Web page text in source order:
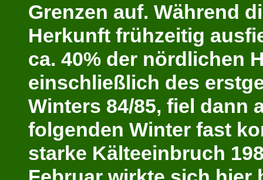
Grenzen auf. Während
Herkunft frühzeitig
ca. 40% der nördlichen
einschließlich des
Winters 84/85, fiel dann
folgenden Winter fast
starke Kälteeinbruch